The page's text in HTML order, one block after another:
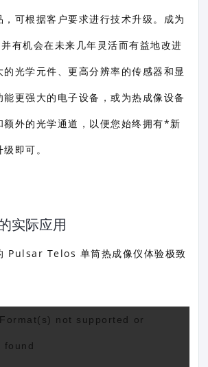
可根据客户要求进行技术升级。成为
有机会在未来几年灵活而有益地改进
光学元件、更高分辨率的传感器和显
更强大的电子设备，或为热成像设备
额外的光学通道，以便您始终拥有*新
即可。
实际应用
Pulsar Telos 单筒热成像仪体验极致
not supported or
found